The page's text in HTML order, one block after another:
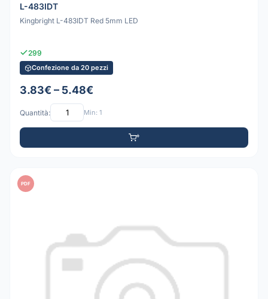
L-483IDT
Kingbright L-483IDT Red 5mm LED
299
Confezione da 20 pezzi
3.83€ – 5.48€
Quantità: Min: 1
PDF